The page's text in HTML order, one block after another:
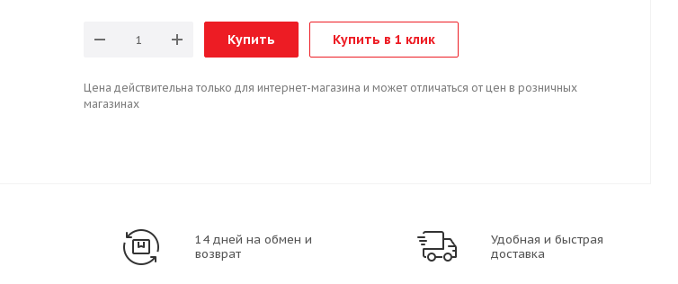
Купить Купить в 1 клик
Цена действительна только для интернет-магазина и может отличаться от цен в розничных
магазинах
14 дней на обмен и
возврат
Удобная и быстрая
доставка